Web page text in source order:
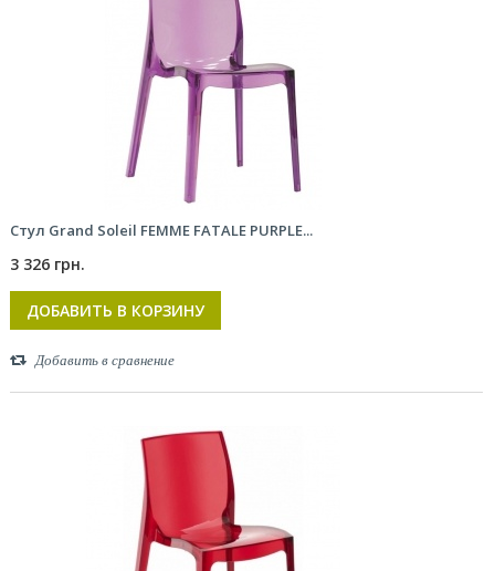
Стул Grand Soleil FEMME FATALE PURPLE...
3 326 грн.
ДОБАВИТЬ В КОРЗИНУ
Добавить в сравнение